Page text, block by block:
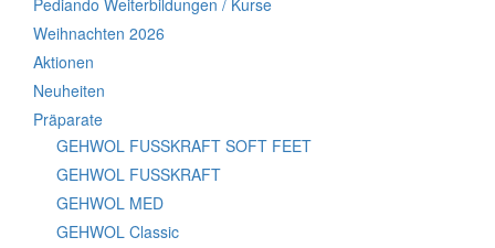
Pediando Weiterbildungen / Kurse
Weihnachten 2026
Aktionen
Neuheiten
Präparate
GEHWOL FUSSKRAFT SOFT FEET
GEHWOL FUSSKRAFT
GEHWOL MED
GEHWOL Classic